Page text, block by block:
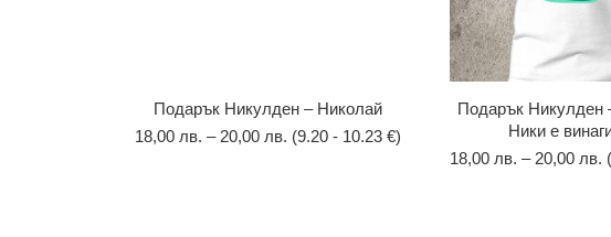
Подарък Никулден – Николай
18,00 лв. – 20,00 лв. (9.20 - 10.23 €)
Подарък Никулден
Ники е
18,00 лв. – 20,00 лв.